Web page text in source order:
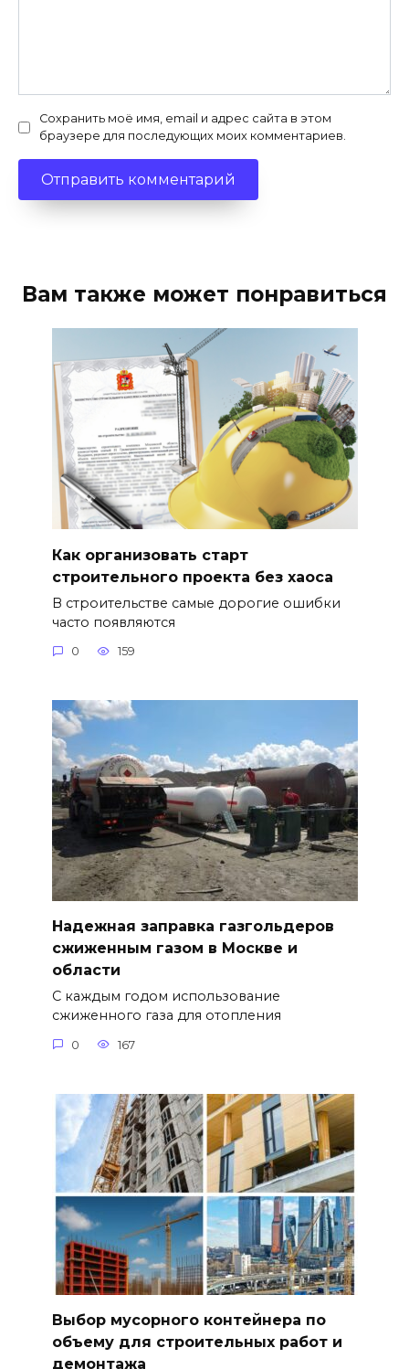
Сохранить моё имя, email и адрес сайта в этом
браузере для последующих моих комментариев.
Вам также может понравиться
Как организовать старт
строительного проекта без хаоса
В строительстве самые дорогие ошибки
часто появляются
0 159
Надежная заправка газгольдеров
сжиженным газом в Москве и
области
С каждым годом использование
сжиженного газа для отопления
0 167
Выбор мусорного контейнера по
объему для строительных работ и
демонтажа